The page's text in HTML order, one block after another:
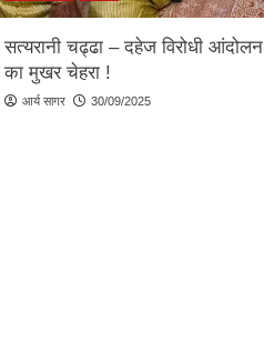
सत्यरानी चढ्ढा – दहेज विरोधी आंदोलन
का मुखर चेहरा !
आर्य सागर 30/09/2025